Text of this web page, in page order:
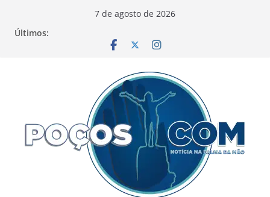
7 de agosto de 2026
Últimos: